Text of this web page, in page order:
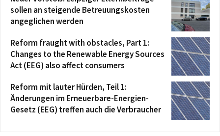
sollen an steigende Betreuungskosten
angeglichen werden
Reform fraught with obstacles, Part 1:
Changes to the Renewable Energy Sources
Act (EEG) also affect consumers
Reform mit lauter Hürden, Teil 1:
Änderungen im Erneuerbare-Energien-
Gesetz (EEG) treffen auch die Verbraucher